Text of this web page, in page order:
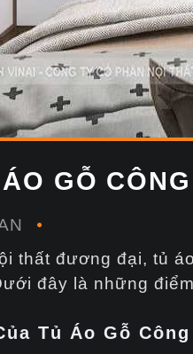
GỖ
thất đương đại, tủ
đây là những
Tủ Áo Gỗ